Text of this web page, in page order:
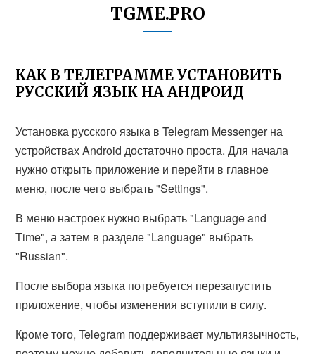
TGME.PRO
КАК В ТЕЛЕГРАММЕ УСТАНОВИТЬ
РУССКИЙ ЯЗЫК НА АНДРОИД
Установка русского языка в Telegram Messenger на
устройствах Android достаточно проста. Для начала
нужно открыть приложение и перейти в главное
меню, после чего выбрать "Settings".
В меню настроек нужно выбрать "Language and
Time", а затем в разделе "Language" выбрать
"Russian".
После выбора языка потребуется перезапустить
приложение, чтобы изменения вступили в силу.
Кроме того, Telegram поддерживает мультиязычность,